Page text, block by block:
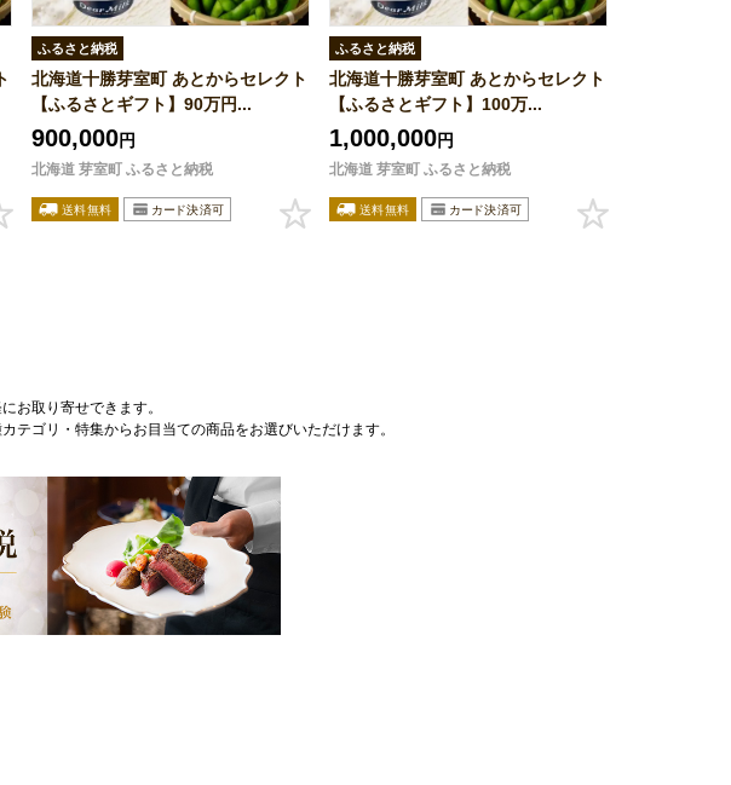
ふるさと納税
北海道十勝芽室町 あとからセレクト
【ふるさとギフト】90万円...
900,000円
北海道 芽室町 ふるさと納税
ふるさと納税
北海道十勝芽室町 あとからセレクト
【ふるさとギフト】100万...
1,000,000円
北海道 芽室町 ふるさと納税
お取り寄せできます。
テゴリ・特集からお目当ての商品をお選びいただけます。